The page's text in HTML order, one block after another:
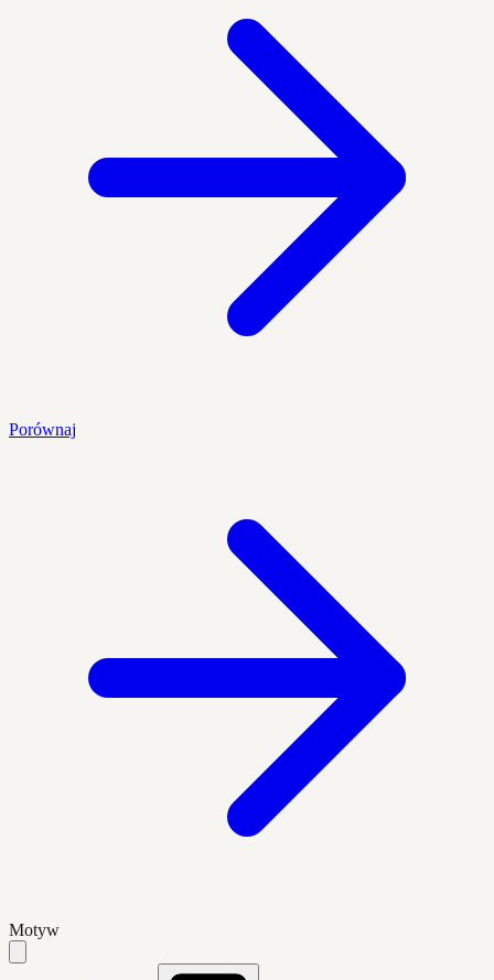
Porównaj
Motyw